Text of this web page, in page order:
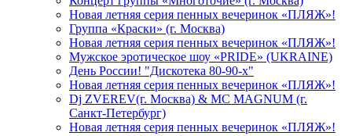
Новая летняя серия пенных вечеринок «ПЛЯЖ»!
Группа «Краски» (г. Москва)
Новая летняя серия пенных вечеринок «ПЛЯЖ»!
Мужское эротическое шоу «PRIDE» (UKRAINE)
День России! "Дискотека 80-90-х"
Новая летняя серия пенных вечеринок «ПЛЯЖ»!
Dj ZVEREV(г. Москва) & MC MAGNUM (г.
Санкт-Петербург)
Новая летняя серия пенных вечеринок «ПЛЯЖ»!